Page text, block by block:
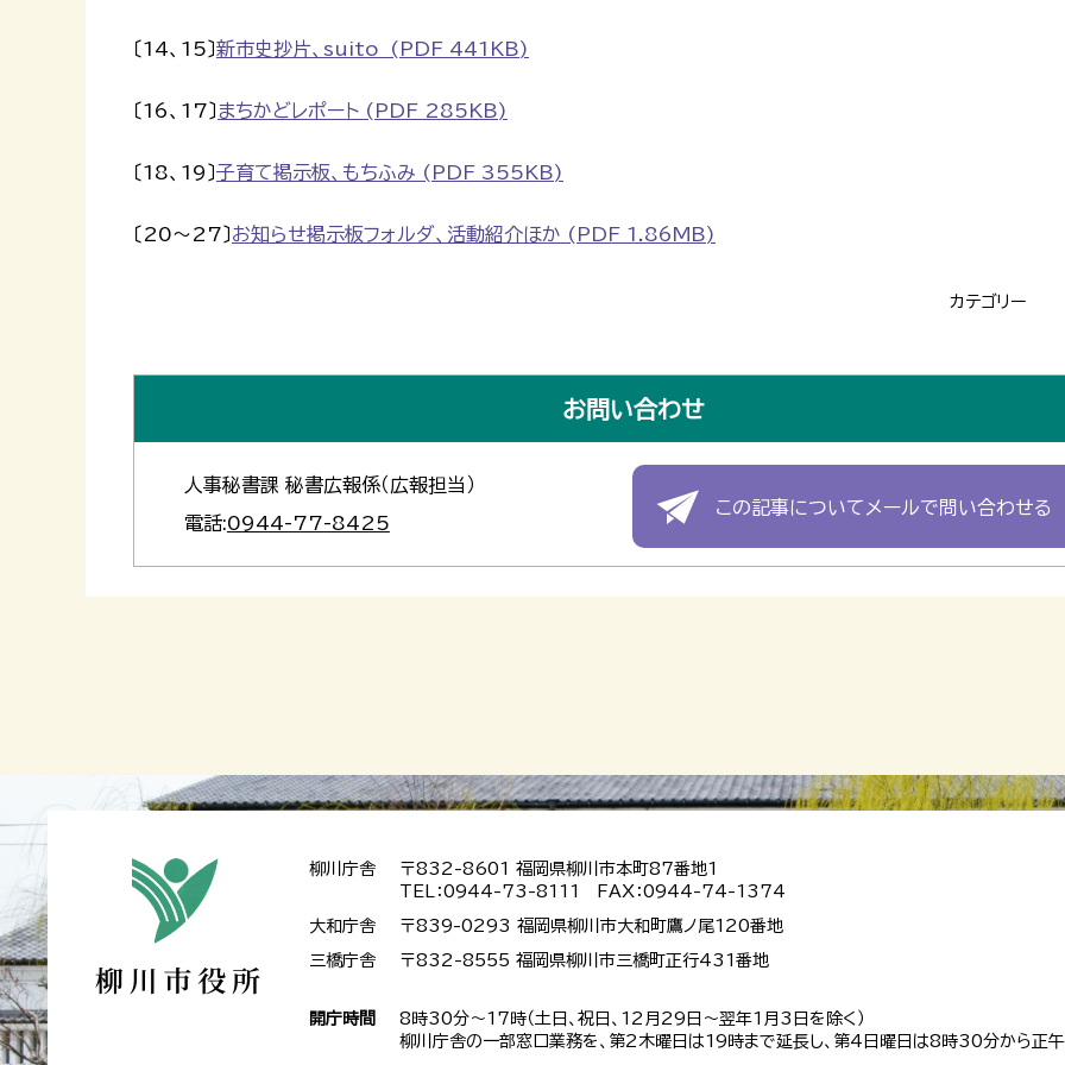
〔14、15〕新市史抄片、suito (PDF 441KB)
〔16、17〕 まちかどレポート (PDF 285KB)
〔18、19〕子育て掲示板、もちふみ (PDF 355KB)
〔20～27〕 お知らせ掲示板フォルダ、活動紹介ほか (PDF 1.86MB)
カテゴリー
お問い合わせ
人事秘書課 秘書広報係（広報担当）
電話:0944-77-8425
この記事についてメールで問い合わせる
柳川庁舎
〒832-8601 福岡県柳川市本町87番地1
TEL：0944-73-8111 FAX：0944-74-1374
大和庁舎 〒839-0293 福岡県柳川市大和町鷹ノ尾120番地
三橋庁舎 〒832-8555 福岡県柳川市三橋町正行431番地
開庁時間
8時30分～17時（土日、祝日、12月29日～翌年1月3日を除く）
柳川庁舎の一部窓口業務を、第2木曜日は19時まで延長し、第4日曜日は8時30分から正午